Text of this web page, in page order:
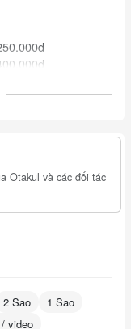
trợ giá
Otakul và các đối tác
2 Sao
1 Sao
video